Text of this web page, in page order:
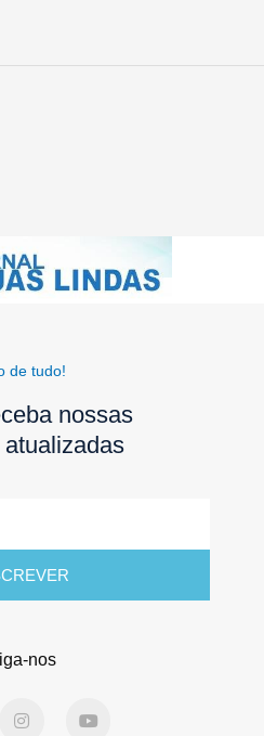
de tudo!
nossas
nos
n
o